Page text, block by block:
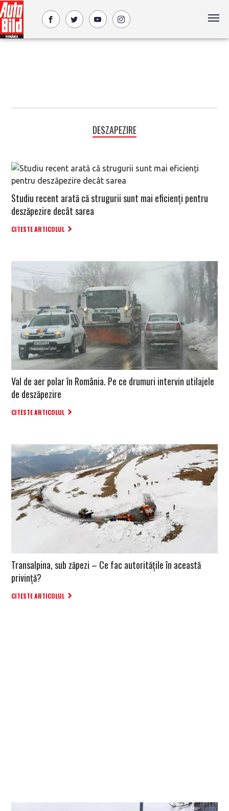
DESZAPEZIRE
Studiu recent arată că strugurii sunt mai eficienți pentru
deszăpezire decât sarea
CITESTE ARTICOLUL
Val de aer polar în România. Pe ce drumuri intervin utilajele
de deszăpezire
CITESTE ARTICOLUL
Transalpina, sub zăpezi – Ce fac autoritățile în această
privință?
CITESTE ARTICOLUL